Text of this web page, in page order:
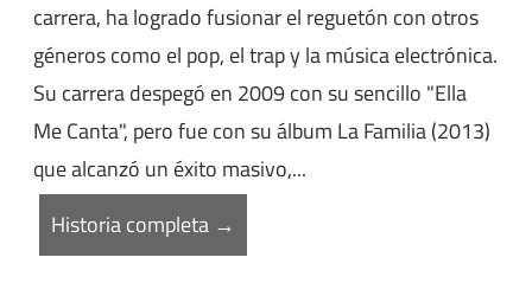
carrera, ha logrado fusionar el reguetón con otros
géneros como el pop, el trap y la música electrónica.
Su carrera despegó en 2009 con su sencillo "Ella
Me Canta", pero fue con su álbum La Familia (2013)
que alcanzó un éxito masivo,...
Historia completa →